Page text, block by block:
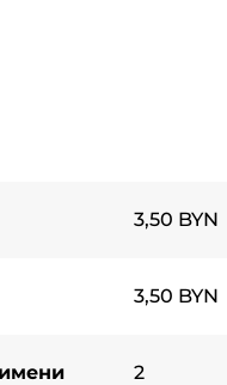
3,50 BYN
3,50 BYN
2